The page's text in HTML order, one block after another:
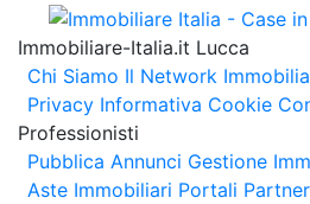
Immobiliare-Italia.it Lucca
Chi Siamo Il Network
Privacy Informativa Cookie
Professionisti
Pubblica Annunci Gestione
Aste Immobiliari Portali